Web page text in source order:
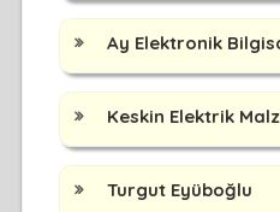
Ay Elektronik
Keskin Elektrik
Turgut Eyüboğlu